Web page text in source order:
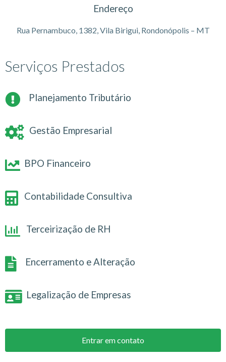
Endereço
Rua Pernambuco, 1382, Vila Birigui, Rondonópolis – MT
Serviços Prestados
Planejamento Tributário
Gestão Empresarial
BPO Financeiro
Contabilidade Consultiva
Terceirização de RH
Encerramento e Alteração
Legalização de Empresas
Entrar em contato